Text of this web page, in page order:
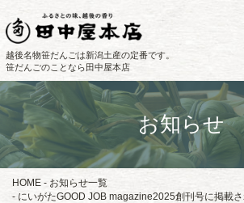
越後名物笹だんごは新潟土産の定番です。
笹だんごのことなら田中屋本店
お知らせ
HOME
お知らせ一覧
にいがたGOOD JOB magazine2025創刊号に掲載さ